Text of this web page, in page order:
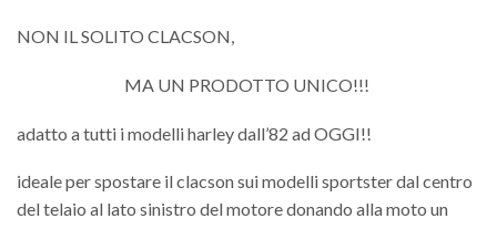
NON IL SOLITO CLACSON,
MA UN PRODOTTO UNICO!!!
adatto a tutti i modelli harley dall’82 ad OGGI!!
ideale per spostare il clacson sui modelli sportster dal centro
del telaio al lato sinistro del motore donando alla moto un